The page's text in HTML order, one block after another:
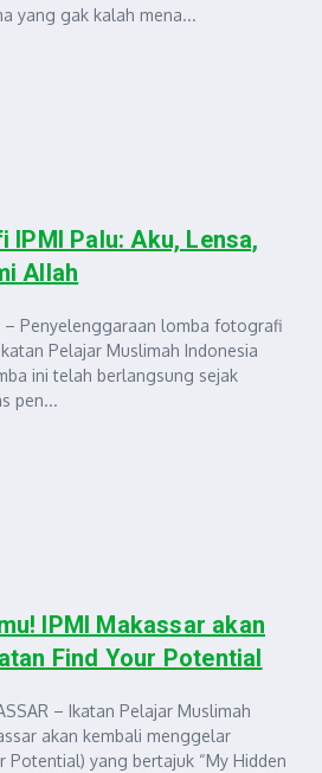
yang gak kalah mena...
IPMI Palu: Aku, Lensa,
Allah
– Penyelenggaraan lomba fotografi
Pelajar Muslimah Indonesia
ini telah berlangsung sejak
pen...
IPMI Makassar akan
Find Your Potential
– Ikatan Pelajar Muslimah
akan kembali menggelar
Potential) yang bertajuk “My Hidden